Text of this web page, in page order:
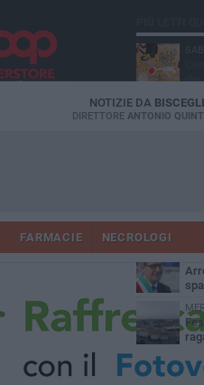
NOTIZIE DA
DIRETTORE ANTONIO
FARMACIE NECROLOGI
dei